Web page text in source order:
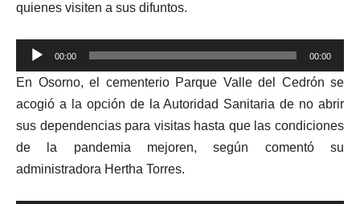
quienes visiten a sus difuntos.
Reproductor
de
audio
00:00 00:00
En Osorno, el cementerio Parque Valle del Cedrón se
acogió a la opción de la Autoridad Sanitaria de no abrir
sus dependencias para visitas hasta que las condiciones
de la pandemia mejoren, según comentó su
administradora Hertha Torres.